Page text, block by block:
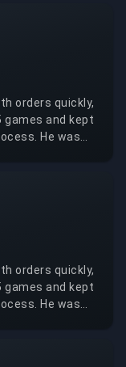
orders quickly,
games and kept
He was
orders quickly,
games and kept
He was